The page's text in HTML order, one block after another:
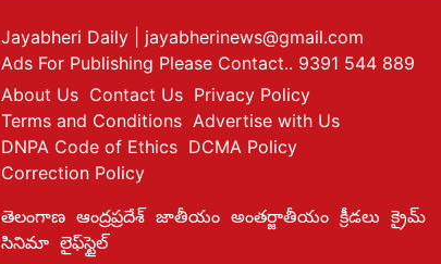
Jayabheri Daily
| jayabherinews@gmail.com
Ads For Publishing Please Contact.. 9391 544 889
About Us Contact Us Privacy Policy
Terms and Conditions Advertise with Us
DNPA Code of Ethics DCMA Policy
Correction Policy
తెలంగాణ ఆంద్రప్రదేశ్ జాతీయం అంతర్జాతీయం క్రీడలు క్రైమ్
సినిమా లైఫ్‌స్టైల్